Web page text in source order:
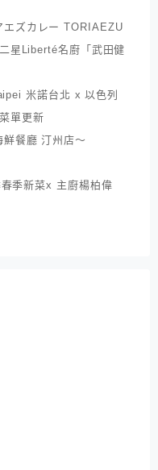
エズカレー TORIAEZU
星Liberté名廚「武田健
米諾台北 x 以色列
單更新
鮮餐廳 汀州店～
季新菜x 主廚楊柏偉